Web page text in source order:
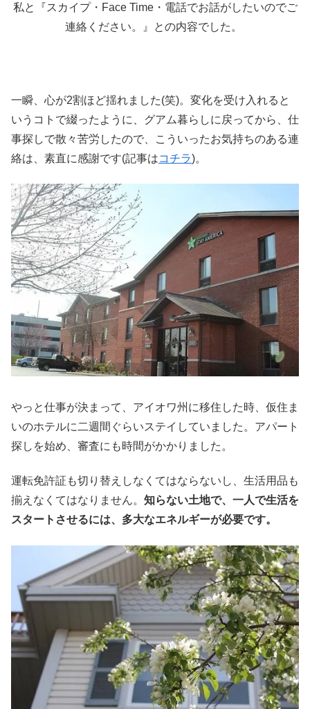
私と『スカイプ・Face Time・電話でお話がしたいのでご
連絡ください。』との内容でした。
一瞬、心が2割ほど揺れました(笑)。変化を受け入れると
いうコトで綴ったように、グアム暮らしに戻ってから、仕
事探しで散々苦労したので、こういったお気持ちのある連
絡は、素直に感謝です(記事はコチラ)。
やっと仕事が決まって、アイオワ州に移住した時、仮住ま
いのホテルに二週間ぐらいステイしていました。アパート
探しを始め、審査にも時間がかかりました。
運転免許証も切り替えしなくてはならないし、生活用品も
揃えなくてはなりません。 知らない土地で、一人で生活を
スタートさせるには、多大なエネルギーが必要です。